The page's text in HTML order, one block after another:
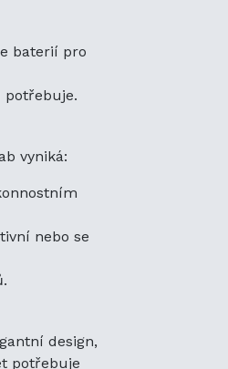
baterií pro
potřebuje.
vyniká:
nebo se
design,
potřebuje